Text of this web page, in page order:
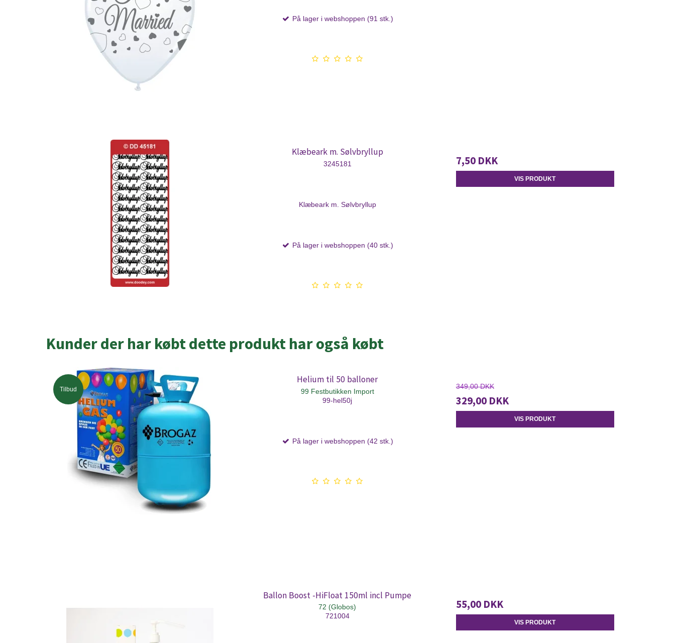
På lager i webshoppen (91 stk.)
Klæbeark m. Sølvbryllup
3245181
Klæbeark m. Sølvbryllup
På lager i webshoppen (40 stk.)
7,50 DKK
VIS PRODUKT
Kunder der har købt dette produkt har også købt
Tilbud
Helium til 50 balloner
99 Festbutikken Import
99-hel50j
På lager i webshoppen (42 stk.)
349,00 DKK
329,00 DKK
VIS PRODUKT
Ballon Boost -HiFloat 150ml incl Pumpe
72 (Globos)
721004
55,00 DKK
VIS PRODUKT